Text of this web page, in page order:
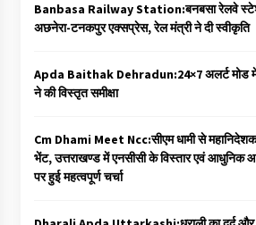
Banbasa Railway Station:बनबसा रेलवे
अछनेरा-टनकपुर एक्सप्रेस, रेल मंत्री ने दी स्वीकृति
Apda Baithak Dehradun:24×7 अलर्ट मोड में
ने की विस्तृत समीक्षा
Cm Dhami Meet Ncc:सीएम धामी से महानिदेशक
भेंट, उत्तराखण्ड में एनसीसी के विस्तार एवं आधुनिक
पर हुई महत्वपूर्ण चर्चा